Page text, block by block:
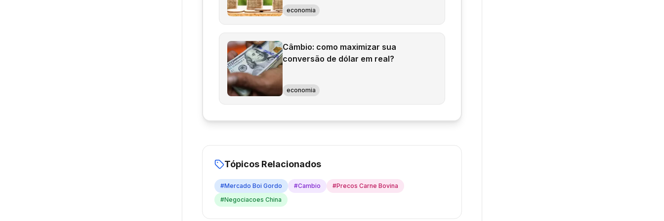
economia
Câmbio: como maximizar sua
conversão de dólar em real?
economia
Tópicos Relacionados
#Mercado Boi Gordo #Cambio #Precos Carne Bovina
#Negociacoes China